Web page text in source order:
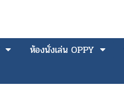
ห้องนั่งเล่น OPPY